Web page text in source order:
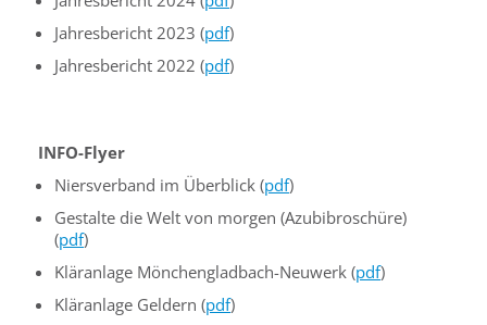
Jahresbericht 2023 (pdf)
Jahresbericht 2022 (pdf)
INFO-Flyer
Niersverband im Überblick (pdf)
Gestalte die Welt von morgen (Azubibroschüre)
(pdf)
Kläranlage Mönchengladbach-Neuwerk (pdf)
Kläranlage Geldern (pdf)